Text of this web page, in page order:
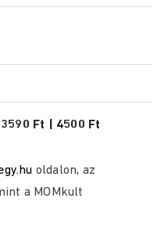
Ft | 4500 Ft
oldalon, az
a MOMkult